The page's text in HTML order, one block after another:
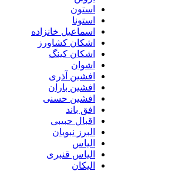
اسماعیل خانزاده
اشکان کشاورز
اشکان کینگ
افشین آذری
افشین باران
افشین حسنی
افق باند
اقبال حبیبی
البرز نبویان
الیاس قنبرى